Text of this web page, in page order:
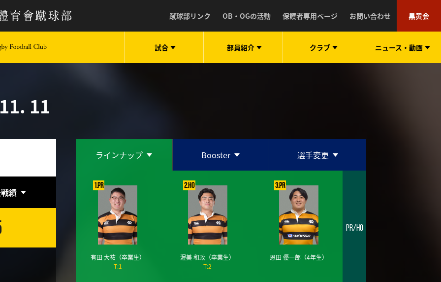
蹴球部リンク OB・OGの活動 保護者専用ページ お問い合わせ 黒黄会
試合 部員紹介 クラブ ニュース・ 動画
11
績
ラインナップ Booster 選手変更
1.PR
有田 大祐（卒業生）
T:1
2.HO
渥美 和政 （卒業生）
T:2
3.PR
恩田 優一郎 （4年生）
PR/HO